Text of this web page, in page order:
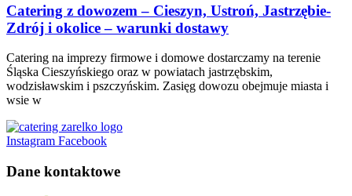
Catering z dowozem – Cieszyn, Ustroń, Jastrzębie-
Zdrój i okolice – warunki dostawy
Catering na imprezy firmowe i domowe dostarczamy na terenie
Śląska Cieszyńskiego oraz w powiatach jastrzębskim,
wodzisławskim i pszczyńskim. Zasięg dowozu obejmuje miasta i
wsie w
Instagram Facebook
Dane kontaktowe